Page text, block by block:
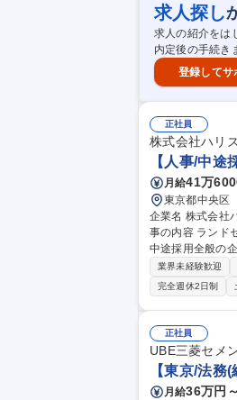
後札幌営業所へ業務移管を見据えてお
事・総務】平均
求人探し
求人の紹介をは
内定後の手続き
登録してサ
正社員
株式会社ハリ
【人事/中
月給41万
東京都中央区
企業名 株式会社ハリズリー 求人名 【人事/中途採用担当】土屋鞄製
事の内容 ランド
中途採用全般の企
の運用・改善：
善 ■現場とのす
求人内容の整理
応 募集職種
業界未経験歓迎
完全週休2日制
正社員
UBE三菱セメ
【東京/法
月給36万円